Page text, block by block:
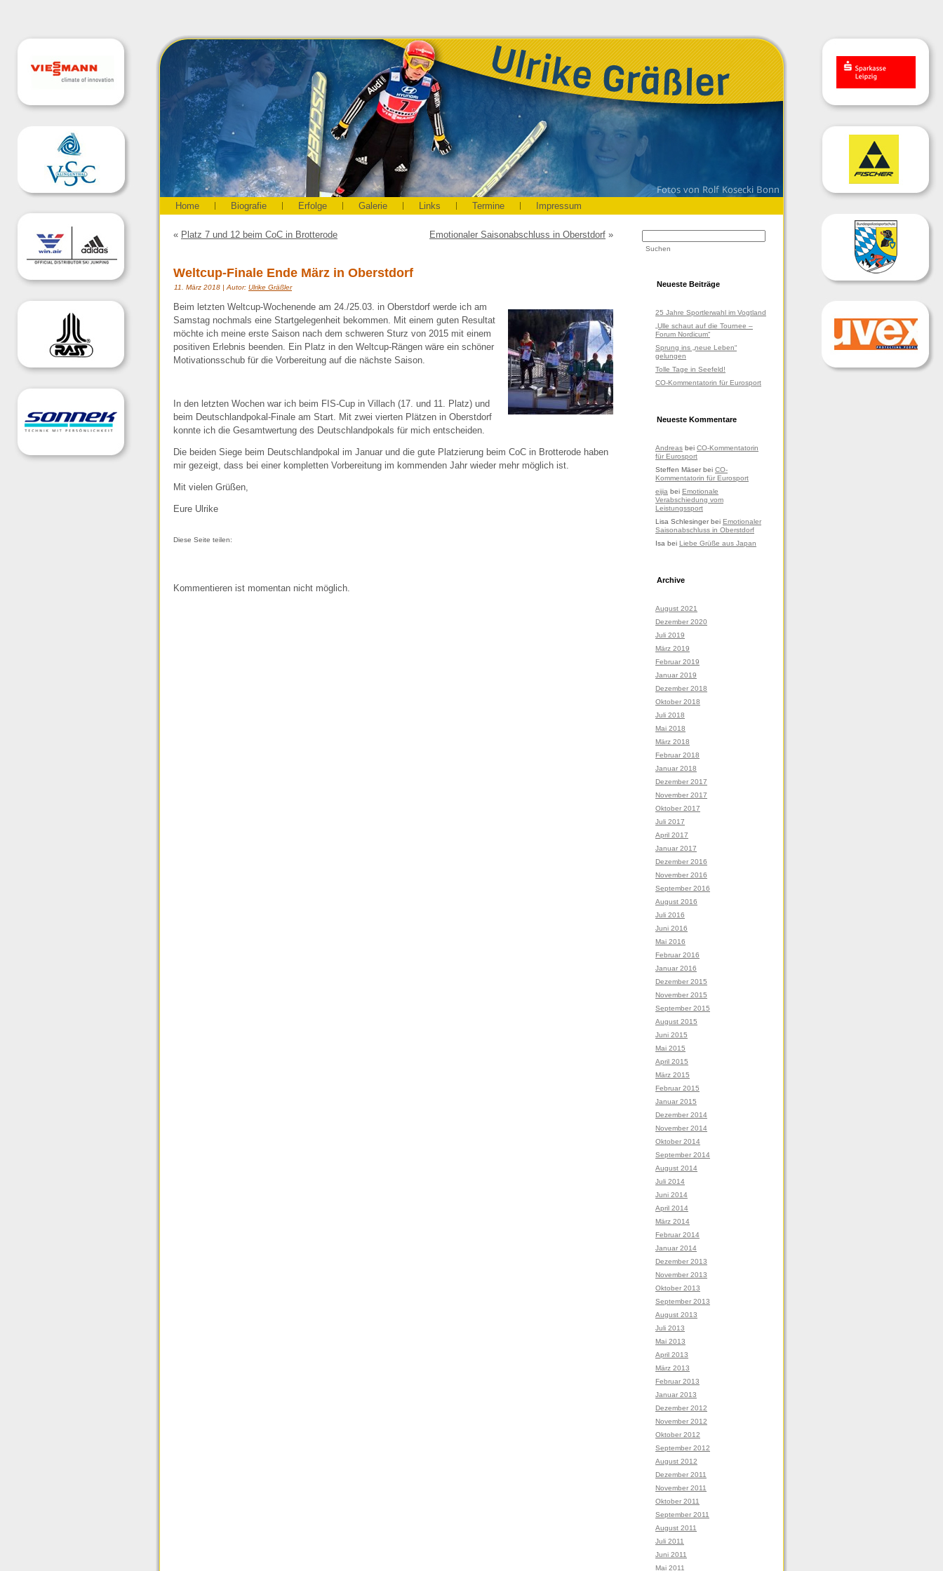
Home Biografie Erfolge Galerie Links Termine Impressum
« Platz 7 und 12 beim CoC in Brotterode Emotionaler Saisonabschluss in Oberstdorf »
Weltcup-Finale Ende März in Oberstdorf
11. März 2018 | Autor: Ulrike Gräßler
Beim letzten Weltcup-Wochenende am 24./25.03. in Oberstdorf werde ich am
Samstag nochmals eine Startgelegenheit bekommen. Mit einem guten Resultat
möchte ich meine erste Saison nach dem schweren Sturz von 2015 mit einem
positiven Erlebnis beenden. Ein Platz in den Weltcup-Rängen wäre ein schöner
Motivationsschub für die Vorbereitung auf die nächste Saison.
In den letzten Wochen war ich beim FIS-Cup in Villach (17. und 11. Platz) und
beim Deutschlandpokal-Finale am Start. Mit zwei vierten Plätzen in Oberstdorf
konnte ich die Gesamtwertung des Deutschlandpokals für mich entscheiden.
Die beiden Siege beim Deutschlandpokal im Januar und die gute Platzierung beim CoC in Brotterode haben
mir gezeigt, dass bei einer kompletten Vorbereitung im kommenden Jahr wieder mehr möglich ist.
Mit vielen Grüßen,
Eure Ulrike
Diese Seite teilen:
Kommentieren ist momentan nicht möglich.
Neueste Beiträge
25 Jahre Sportlerwahl im Vogtland
„Ulle schaut auf die Tournee –
Forum Nordicum“
Sprung ins „neue Leben“
gelungen
Tolle Tage in Seefeld!
CO-Kommentatorin für Eurosport
Neueste Kommentare
Andreas bei CO-Kommentatorin
für Eurosport
Steffen Mäserbei CO-
Kommentatorin für Eurosport
eijia bei Emotionale
Verabschiedung vom
Leistungssport
Lisa Schlesingerbei Emotionaler
Saisonabschluss in Oberstdorf
Isa bei Liebe Grüße aus Japan
Archive
August 2021
Dezember 2020
Juli 2019
März 2019
Februar 2019
Januar 2019
Dezember 2018
Oktober 2018
Juli 2018
Mai 2018
März 2018
Februar 2018
Januar 2018
Dezember 2017
November 2017
Oktober 2017
Juli 2017
April 2017
Januar 2017
Dezember 2016
November 2016
September 2016
August 2016
Juli 2016
Juni 2016
Mai 2016
Februar 2016
Januar 2016
Dezember 2015
November 2015
September 2015
August 2015
Juni 2015
Mai 2015
April 2015
März 2015
Februar 2015
Januar 2015
Dezember 2014
November 2014
Oktober 2014
September 2014
August 2014
Juli 2014
Juni 2014
April 2014
März 2014
Februar 2014
Januar 2014
Dezember 2013
November 2013
Oktober 2013
September 2013
August 2013
Juli 2013
Mai 2013
April 2013
März 2013
Februar 2013
Januar 2013
Dezember 2012
November 2012
Oktober 2012
September 2012
August 2012
Dezember 2011
November 2011
Oktober 2011
September 2011
August 2011
Juli 2011
Juni 2011
Mai 2011